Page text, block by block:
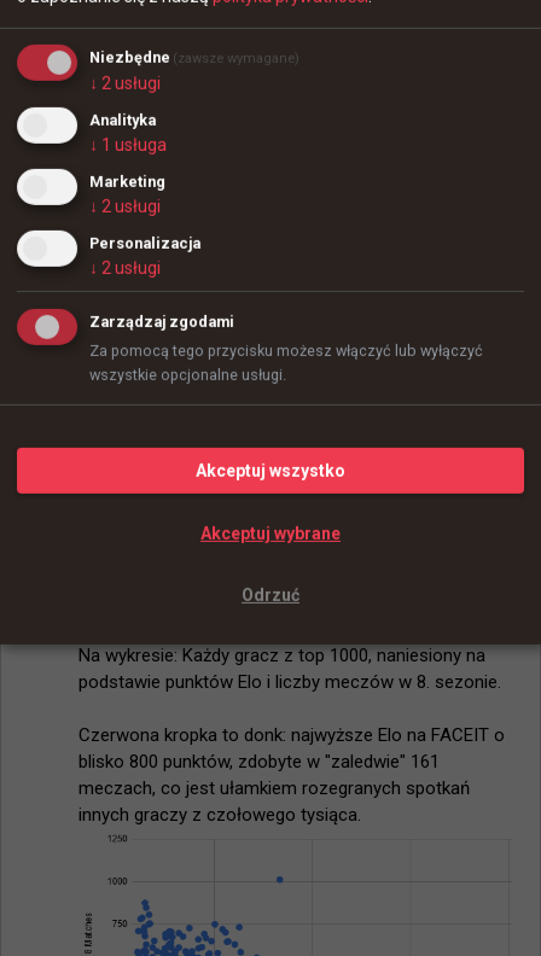
9 godzin temu
donk smurfuje na FACEIT. Konkurencja bez szans
donk to zupełnie inna liga.
Na wykresie: Każdy gracz z top 1000, naniesiony na
podstawie punktów Elo i liczby meczów w 8. sezonie.
Czerwona kropka to donk: najwyższe Elo na FACEIT o
blisko 800 punktów, zdobyte w "zaledwie" 161
meczach, co jest ułamkiem rozegranych spotkań
innych graczy z czołowego tysiąca.
+
Niezbędne (zawsze wymagane)
↓ 2usługi
Analityka
↓ 1 usługa
Marketing
↓ 2usługi
Personalizacja
↓ 2usługi
Zarządzaj zgodami
Za pomocą tego przycisku możesz włączyć lub wyłączyć
wszystkie opcjonalne usługi.
Odrzuć
Akceptuj wybrane
Akceptuj wszystko